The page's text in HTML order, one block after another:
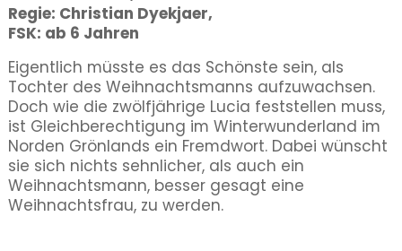
Regie: Christian Dyekjaer,
FSK: ab 6 Jahren
Eigentlich müsste es das Schönste sein, als
Tochter des Weihnachtsmanns aufzuwachsen.
Doch wie die zwölfjährige Lucia feststellen muss,
ist Gleichberechtigung im Winterwunderland im
Norden Grönlands ein Fremdwort. Dabei wünscht
sie sich nichts sehnlicher, als auch ein
Weihnachtsmann, besser gesagt eine
Weihnachtsfrau, zu werden.